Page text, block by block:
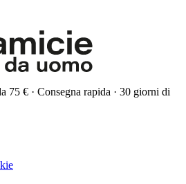
75 € · Consegna rapida · 30 giorni di